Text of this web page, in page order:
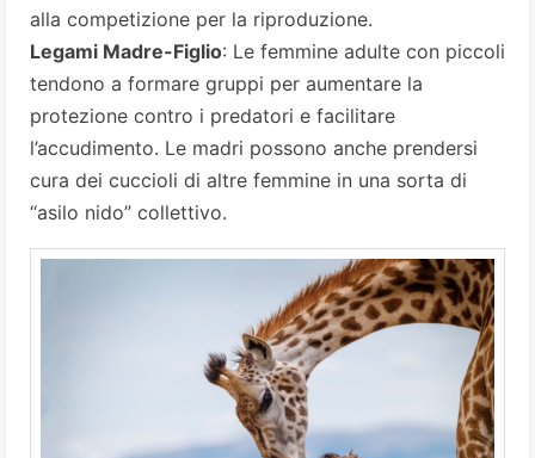
alla competizione per la riproduzione.
Legami Madre-Figlio: Le femmine adulte con piccoli
tendono a formare gruppi per aumentare la
protezione contro i predatori e facilitare
l’accudimento. Le madri possono anche prendersi
cura dei cuccioli di altre femmine in una sorta di
“asilo nido” collettivo.